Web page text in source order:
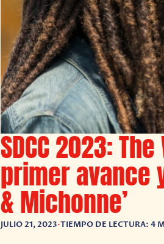
SDCC 2023:
primer avance
& Michonne’
JULIO 21, 2023•TIEMPO DE LECTURA: 4